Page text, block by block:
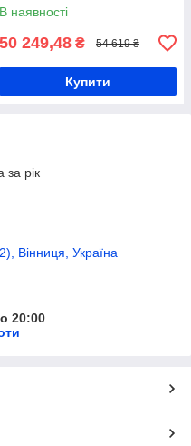
В наявності
50 249,48 ₴ 54 619 ₴
Купити
за рік
Вінниця, Україна
20:00